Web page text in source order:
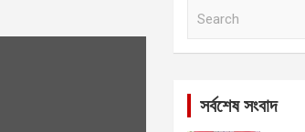
সর্বশেষ সংবাদ